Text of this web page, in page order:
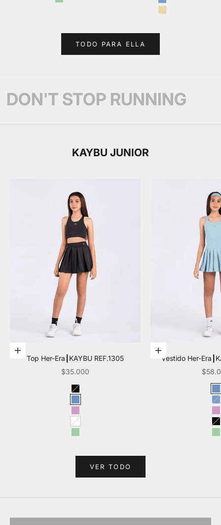
Verde
Azul claro
Beige
TODO PARA ELLA
DON'T STOP RUNNING
KAYBU JUNIOR
Elige opciones
Top Her-Era┃KAYBU REF.1305
Precio de oferta
$35.000
Color
Negro
Azul
Mora leche
Blanco
Verde
Elige opciones
Vestido Her-
VER TODO